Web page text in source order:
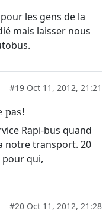
les gens de la
mais laisser nous
#19 Oct 11, 2012, 21:21
pas!
Rapi-bus quand
notre transport. 20
pour qui,
#20 Oct 11, 2012, 21:28